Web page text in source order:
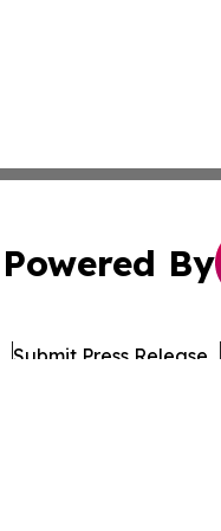
Powered By
Submit Press Release